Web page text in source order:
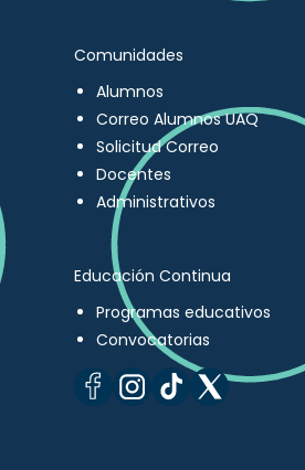
Comunidades
Alumnos
Correo Alumnos UAQ
Solicitud Correo
Docentes
Administrativos
Educación Continua
Programas educativos
Convocatorias